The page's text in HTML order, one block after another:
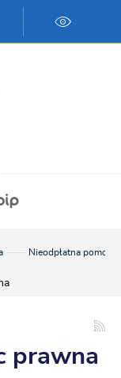
Nieodpłatna pomoc
prawna